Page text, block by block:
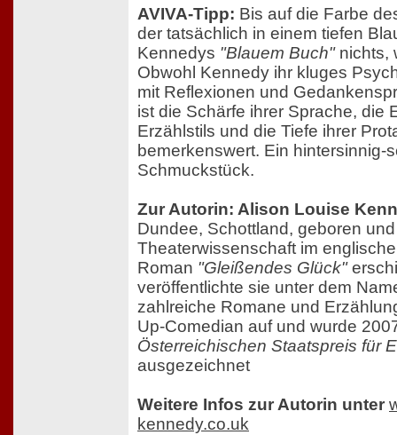
AVIVA-Tipp: Bis auf die Farbe
der tatsächlich in einem tiefen
Kennedys "Blauem Buch"nichts,
Obwohl Kennedy ihr kluges
mit Reflexionen und
ist die Schärfe ihrer Sprache, die
Erzählstils und die Tiefe ihrer
bemerkenswert. Ein hintersinnig-
Schmuckstück.
Zur Autorin: Alison Louise
Dundee, Schottland, geboren
Theaterwissenschaft im
Roman "Gleißendes Glück"
veröffentlichte sie unter dem
zahlreiche Romane und
Up-Comedian auf und wurde
Österreichischen Staatspreis für
ausgezeichnet
Weitere Infos zur Autorin unter
kennedy.co.uk